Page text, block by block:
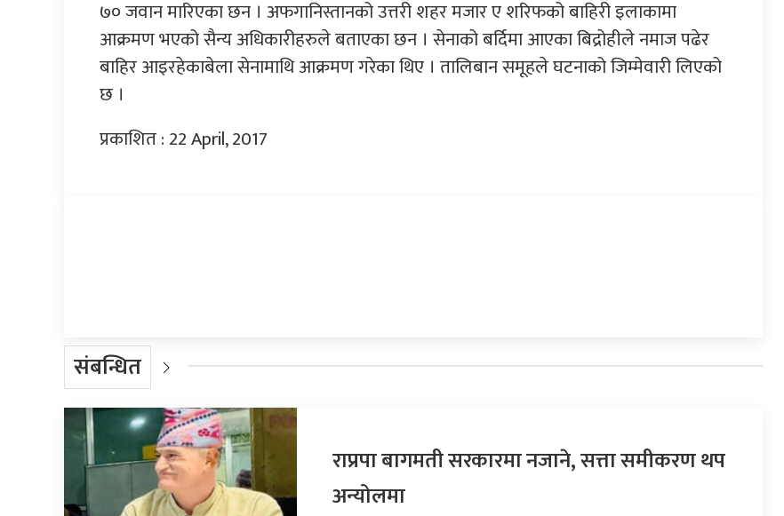
७० जवान मारिएका छन । अफगानिस्तानको उत्तरी शहर मजार ए शरिफको बाहिरी इलाकामा
आक्रमण भएको सैन्य अधिकारीहरुले बताएका छन । सेनाको बर्दिमा आएका बिद्रोहीले नमाज पढेर
बाहिर आइरहेकाबेला सेनामाथि आक्रमण गरेका थिए । तालिबान समूहले घटनाको जिम्मेवारी लिएको
छ ।
प्रकाशित : 22 April, 2017
संबन्धित
राप्रपा बागमती सरकारमा नजाने, सत्ता समीकरण थप
अन्योलमा